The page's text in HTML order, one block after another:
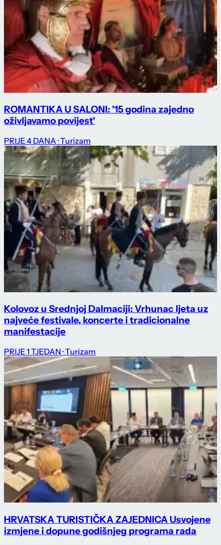
ROMANTIKA U SALONI: '15 godina zajedno
oživljavamo povijest'
PRIJE 4 DANA · Turizam
Kolovoz u Srednjoj Dalmaciji: Vrhunac ljeta uz
najveće festivale, koncerte i tradicionalne
manifestacije
PRIJE 1 TJEDAN · Turizam
HRVATSKA TURISTIČKA ZAJEDNICA Usvojene
izmjene i dopune godišnjeg programa rada